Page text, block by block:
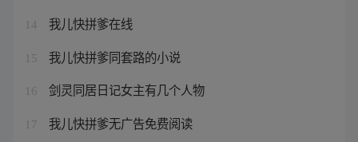
14 我儿快拼爹在线
15 我儿快拼爹同套路的小说
16 剑灵同居日记女主有几个人物
17 我儿快拼爹无广告免费阅读